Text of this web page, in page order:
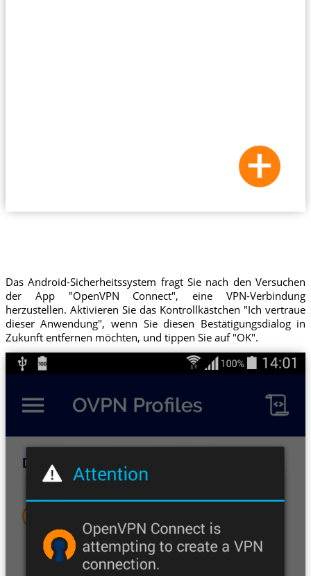
Das Android-Sicherheitssystem fragt Sie nach den Versuchen
der App "OpenVPN Connect", eine VPN-Verbindung
herzustellen. Aktivieren Sie das Kontrollkästchen "Ich vertraue
dieser Anwendung", wenn Sie diesen Bestätigungsdialog in
Zukunft entfernen möchten, und tippen Sie auf "OK".